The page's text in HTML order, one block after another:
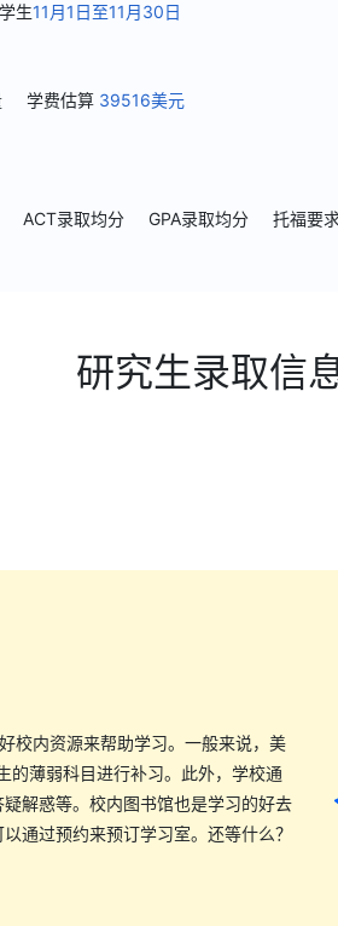
生11月1日至11月30日
学费估算 39516美元
ACT录取均分 GPA录取均分 托福要
研究生录取信
校内资源来帮助学习。一般来说，美
的薄弱科目进行补习。此外，学校通
解惑等。校内图书馆也是学习的好去
通过预约来预订学习室。还等什么？